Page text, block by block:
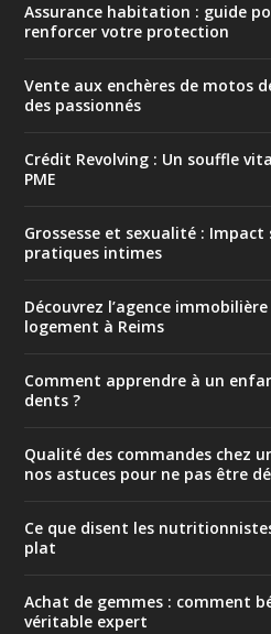
Assurance habitation : guide
renforcer votre protection
Vente aux enchères de motos
des passionnés
Crédit Revolving : Un souffle
PME
Grossesse et sexualité : Impact
pratiques intimes
Découvrez l’agence
logement à Reims
Comment apprendre à un
dents ?
Qualité des commandes chez
nos astuces pour ne pas être
Ce que disent les
plat
Achat de gemmes : comment
véritable expert